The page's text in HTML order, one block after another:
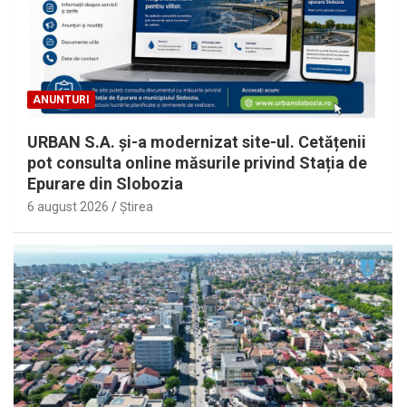
ANUNTURI
URBAN S.A. și-a modernizat site-ul. Cetățenii
pot consulta online măsurile privind Stația de
Epurare din Slobozia
6 august 2026 Ştirea